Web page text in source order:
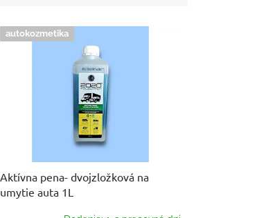
autokozmetika
Aktívna pena- dvojzložková na
umytie auta 1L